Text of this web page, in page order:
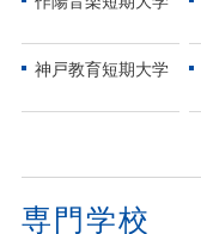
神戸教育短期大学
専門学校